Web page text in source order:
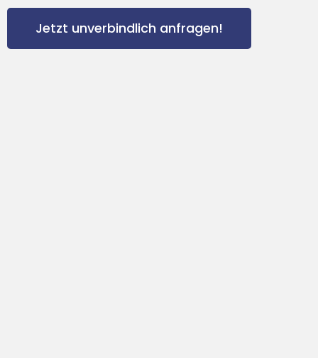
Jetzt unverbindlich anfragen!